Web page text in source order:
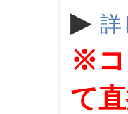
▶ 詳
※コ
て